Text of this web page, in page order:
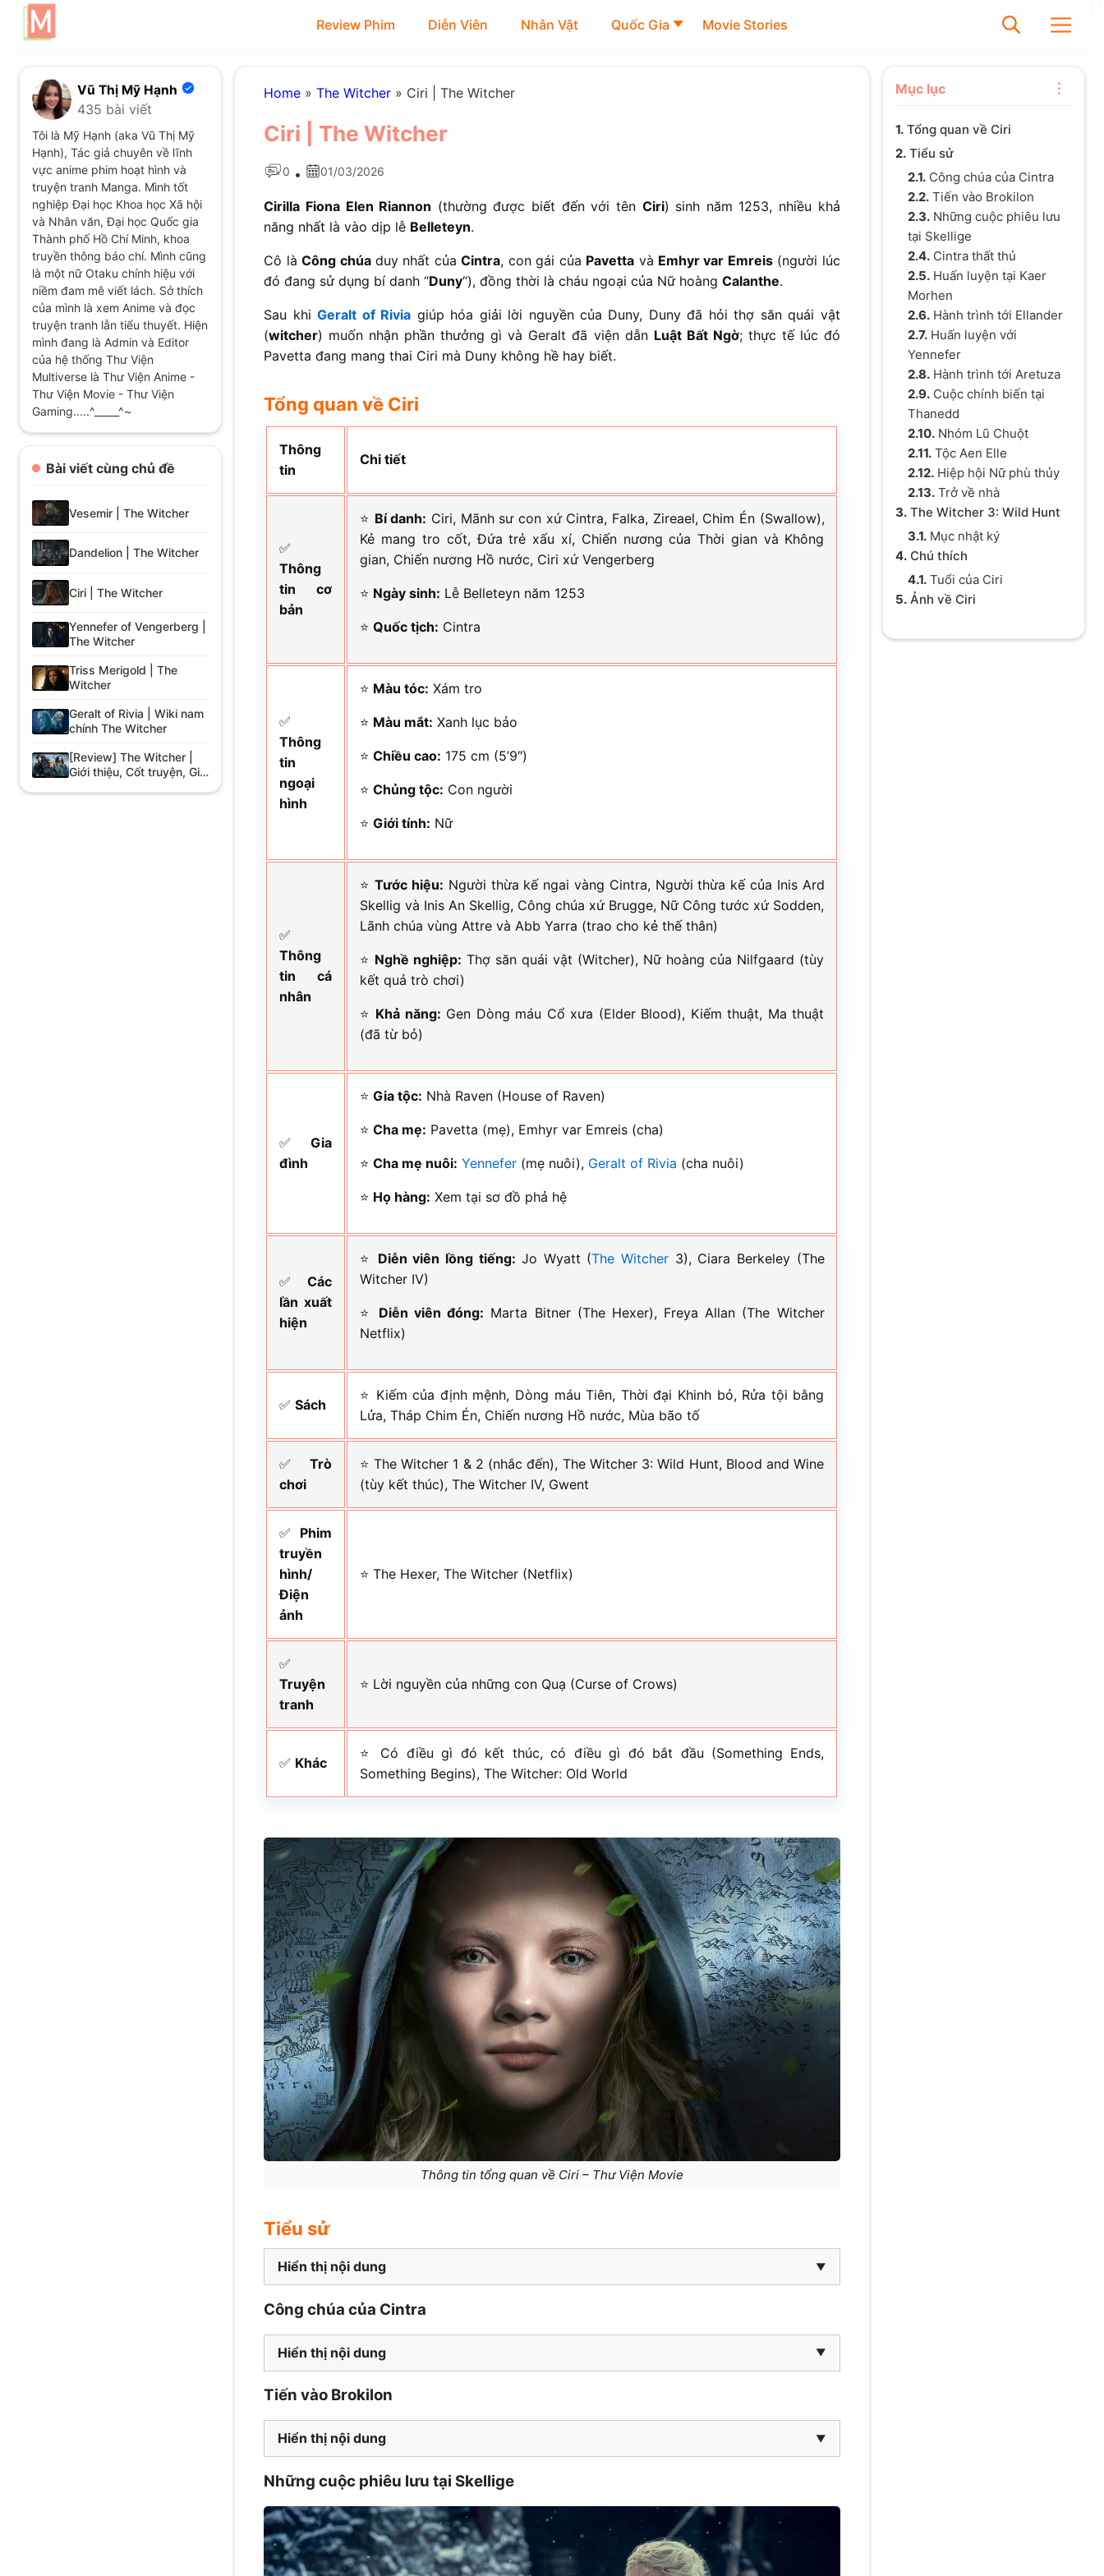
Review Phim Diễn Viên Nhân Vật Quốc Gia Movie Stories
Chưa có bài viết được tìm
thấy
Vũ Thị Mỹ Hạnh
435 bài viết
Tôi là Mỹ Hạnh (aka Vũ Thị Mỹ
Hạnh), Tác giả chuyên về lĩnh
vực anime phim hoạt hình và
truyện tranh Manga. Mình tốt
nghiệp Đại học Khoa học Xã hội
và Nhân văn, Đại học Quốc gia
Thành phố Hồ Chí Minh, khoa
truyền thông báo chí. Mình cũng
là một nữ Otaku chính hiệu với
niềm đam mê viết lách. Sở thích
của mình là xem Anime và đọc
truyện tranh lẫn tiểu thuyết. Hiện
mình đang là Admin và Editor
của hệ thống Thư Viện
Multiverse là Thư Viện Anime -
Thư Viện Movie - Thư Viện
Gaming.....^_____^~
Bài viết cùng chủ đề
Vesemir | The Witcher
Dandelion | The Witcher
Ciri | The Witcher
Yennefer of Vengerberg |
The Witcher
Triss Merigold | The
Witcher
Geralt of Rivia | Wiki nam
chính The Witcher
[Review] The Witcher |
Giới thiệu, Cốt truyện, Giải
Home »The Witcher » Ciri | The Witcher
Ciri | The Witcher
0 • 01/03/2026
Cirilla Fiona Elen Riannon (thường được biết đến với tên Ciri) sinh năm 1253, nhiều khả
năng nhất là vào dịp lễ Belleteyn.
Cô làCông chúaduy nhất củaCintra, con gái của Pavetta và Emhyr var Emreis(người lúc
đó đang sử dụng bí danh “Duny“), đồng thời là cháu ngoại của Nữ hoàngCalanthe.
Sau khiGeralt of Rivia giúp hóa giải lời nguyền của Duny, Duny đã hỏi thợ săn quái vật
(witcher) muốn nhận phần thưởng gì và Geralt đã viện dẫn Luật Bất Ngờ; thực tế lúc đó
Pavetta đang mang thai Ciri mà Duny không hề hay biết.
Tổng quan về Ciri
Thông
tin
Chi tiết
✅
Thông
tin cơ
bản
⭐ Bí danh: Ciri, Mãnh sư con xứ Cintra, Falka, Zireael, Chim Én (Swallow),
Kẻ mang tro cốt, Đứa trẻ xấu xí, Chiến nương của Thời gian và Không
gian, Chiến nương Hồ nước, Ciri xứ Vengerberg
⭐ Ngày sinh: Lễ Belleteyn năm 1253
⭐Quốc tịch: Cintra
✅
Thông
tin
ngoại
hình
⭐ Màu tóc: Xám tro
⭐ Màu mắt: Xanh lục bảo
⭐Chiều cao: 175 cm (5’9″)
⭐Chủng tộc: Con người
⭐Giới tính: Nữ
✅
Thông
tin cá
nhân
⭐Tước hiệu: Người thừa kế ngai vàng Cintra, Người thừa kế của Inis Ard
Skellig và Inis An Skellig, Công chúa xứ Brugge, Nữ Công tước xứ Sodden,
Lãnh chúa vùng Attre và Abb Yarra (trao cho kẻ thế thân)
⭐ Nghề nghiệp: Thợ săn quái vật (Witcher), Nữ hoàng của Nilfgaard (tùy
kết quả trò chơi)
⭐ Khả năng: Gen Dòng máu Cổ xưa (Elder Blood), Kiếm thuật, Ma thuật
(đã từ bỏ)
✅Gia
đình
⭐Gia tộc: Nhà Raven (House of Raven)
⭐Cha mẹ: Pavetta (mẹ), Emhyr var Emreis (cha)
⭐Cha mẹ nuôi: Yennefer (mẹ nuôi), Geralt of Rivia (cha nuôi)
⭐ Họ hàng: Xem tại sơ đồ phả hệ
✅Các
lần xuất
hiện
⭐ Diễn viên lồng tiếng: Jo Wyatt (The Witcher 3), Ciara Berkeley (The
Witcher IV)
⭐ Diễn viên đóng: Marta Bitner (The Hexer), Freya Allan (The Witcher
Netflix)
✅Sách
⭐ Kiếm của định mệnh, Dòng máu Tiên, Thời đại Khinh bỏ, Rửa tội bằng
Lửa, Tháp Chim Én, Chiến nương Hồ nước, Mùa bão tố
✅Trò
chơi
⭐ The Witcher 1 & 2 (nhắc đến), The Witcher 3: Wild Hunt, Blood and Wine
(tùy kết thúc), The Witcher IV, Gwent
✅ Phim
truyền
hình/
Điện
ảnh
⭐ The Hexer, The Witcher (Netflix)
✅
Truyện
tranh
⭐ Lời nguyền của những con Quạ (Curse of Crows)
✅ Khác
⭐ Có điều gì đó kết thúc, có điều gì đó bắt đầu (Something Ends,
Something Begins), The Witcher: Old World
Thông tin tổng quan về Ciri – Thư Viện Movie
Tiểu sử
Hiển thị nội dung
Công chúa của Cintra
Hiển thị nội dung
Tiến vào Brokilon
Hiển thị nội dung
Những cuộc phiêu lưu tại Skellige
Mục lục
1.Tổng quan về Ciri
2.Tiểu sử
2.1.Công chúa của Cintra
2.2.Tiến vào Brokilon
2.3.Những cuộc phiêu lưu
tại Skellige
2.4.Cintra thất thủ
2.5.Huấn luyện tại Kaer
Morhen
2.6.Hành trình tới Ellander
2.7.Huấn luyện với
Yennefer
2.8.Hành trình tới Aretuza
2.9.Cuộc chính biến tại
Thanedd
2.10.Nhóm Lũ Chuột
2.11.Tộc Aen Elle
2.12.Hiệp hội Nữ phù thủy
2.13.Trở về nhà
3.The Witcher 3: Wild Hunt
3.1.Mục nhật ký
4.Chú thích
4.1.Tuổi của Ciri
5.Ảnh về Ciri